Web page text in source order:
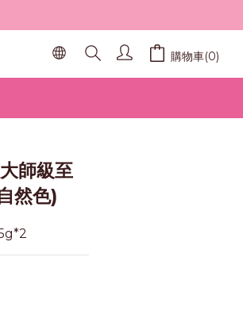
購物車(0)
師級至
然色)
立即購買